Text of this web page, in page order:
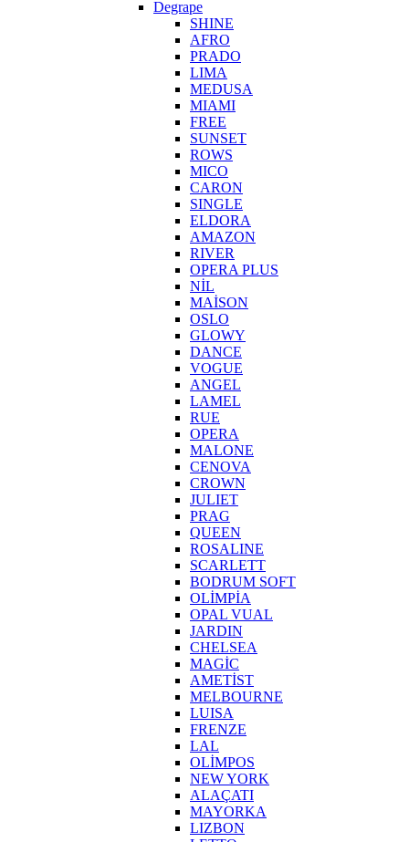
Degrape
SHINE
AFRO
PRADO
LIMA
MEDUSA
MIAMI
FREE
SUNSET
ROWS
MICO
CARON
SINGLE
ELDORA
AMAZON
RIVER
OPERA PLUS
NİL
MAİSON
OSLO
GLOWY
DANCE
VOGUE
ANGEL
LAMEL
RUE
OPERA
MALONE
CENOVA
CROWN
JULIET
PRAG
QUEEN
ROSALINE
SCARLETT
BODRUM SOFT
OLİMPİA
OPAL VUAL
JARDIN
CHELSEA
MAGİC
AMETİST
MELBOURNE
LUISA
FRENZE
LAL
OLİMPOS
NEW YORK
ALAÇATI
MAYORKA
LIZBON